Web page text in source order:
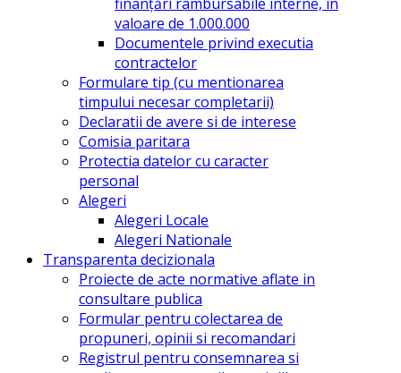
valoare de 1.000.000
Documentele privind executia
contractelor
Formulare tip (cu mentionarea
timpului necesar completarii)
Declaratii de avere si de interese
Comisia paritara
Protectia datelor cu caracter
personal
Alegeri
Alegeri Locale
Alegeri Nationale
Transparenta decizionala
Proiecte de acte normative aflate in
consultare publica
Formular pentru colectarea de
propuneri, opinii si recomandari
Registrul pentru consemnarea si